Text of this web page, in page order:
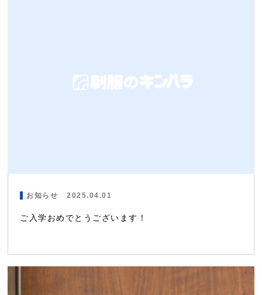
お知らせ 2025.04.01
ご入学おめでとうございます！